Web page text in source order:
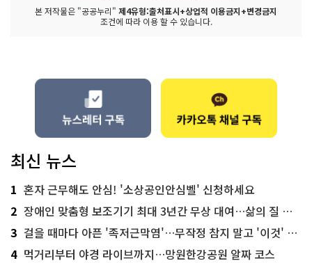
본 저작물은 "공공누리" 제4유형:출처표시+상업적 이용금지+변경금지
조건에 따라 이용 할 수 있습니다.
최신 뉴스
1 혼자 근무해도 안심! '소상공인안심벨' 신청하세요
2 장애인 맞춤형 보조기기 최대 3년간 무상 대여…삶의 질 높인다
3 걸을 때마다 아픈 '족저근막염'…무작정 참지 말고 '이것' 해보세요!
4 먹거리부터 야경 라이브까지…망원한강공원 알짜 코스